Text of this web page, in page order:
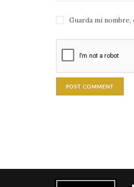
Guarda mi